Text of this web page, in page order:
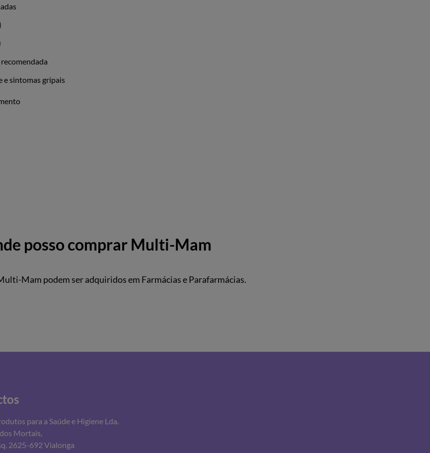
e sintomas gripais
posso comprar Multi-Mam
Mam podem ser adquiridos em Farmácias e Parafarmácias.
para a Saúde e Higiene Lda.
Mortais,
2625-692 Vialonga